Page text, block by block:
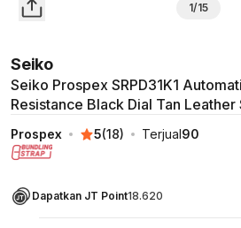
1/15
Seiko
Seiko Prospex SRPD31K1
Resistance Black Dial Tan Leather
Prospex 5(18) Terjual90
Dapatkan JT Point18.620